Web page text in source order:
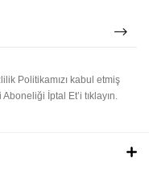
Politikamızı kabul etmiş
İptal Et’i tıklayın.